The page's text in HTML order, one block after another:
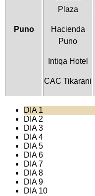
Puno
Plaza
Hacienda
Puno
Intiqa Hotel
CAC Tikarani
DIA 1
DIA 2
DIA 3
DIA 4
DIA 5
DIA 6
DIA 7
DIA 8
DIA 9
DIA 10